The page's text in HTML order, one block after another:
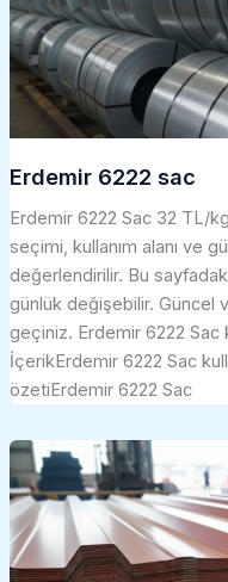
Erdemir 6222 sac
Erdemir 6222 Sac 32 TL/
seçimi, kullanım alanı ve
değerlendirilir. Bu
günlük değişebilir. Güncel
geçiniz. Erdemir 6222 Sac
İçerikErdemir 6222 Sac
özetiErdemir 6222 Sac